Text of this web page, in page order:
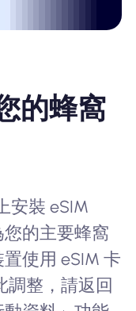
的蜂窩
安裝 eSIM
的主要蜂窩
使用 eSIM 卡
調整，請返回